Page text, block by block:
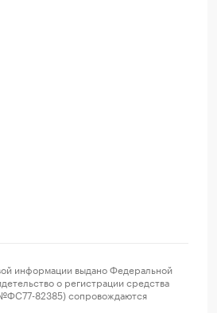
информации выдано Федеральной
о регистрации средства
82385) сопровождаются